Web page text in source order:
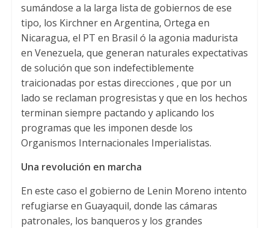
sumándose a la larga lista de gobiernos de ese
tipo, los Kirchner en Argentina, Ortega en
Nicaragua, el PT en Brasil ó la agonia madurista
en Venezuela, que generan naturales expectativas
de solución que son indefectiblemente
traicionadas por estas direcciones , que por un
lado se reclaman progresistas y que en los hechos
terminan siempre pactando y aplicando los
programas que les imponen desde los
Organismos Internacionales Imperialistas.
Una revolución en marcha
En este caso el gobierno de Lenin Moreno intento
refugiarse en Guayaquil, donde las cámaras
patronales, los banqueros y los grandes